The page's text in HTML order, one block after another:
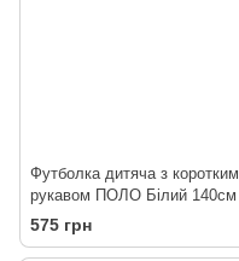
Футболка дитяча з коротким
рукавом ПОЛО Білий 140см
575 грн